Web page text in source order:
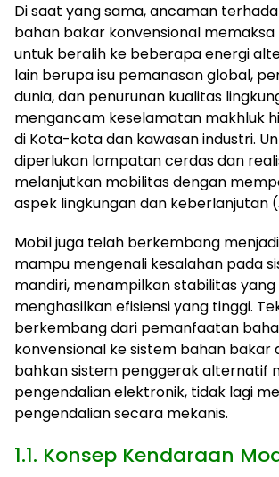
Di saat yang sama, ancaman
bahan bakar konvensional
untuk beralih ke beberapa energi
lain berupa isu pemanasan global,
dunia, dan penurunan kualitas
mengancam keselamatan makhluk
di Kota-kota dan kawasan industri.
diperlukan lompatan cerdas dan
melanjutkan mobilitas dengan
aspek lingkungan dan keberlanjutan (
Mobil juga telah berkembang
mampu mengenali kesalahan pada
mandiri, menampilkan stabilitas yang
menghasilkan efisiensi yang tinggi.
berkembang dari pemanfaatan
konvensional ke sistem bahan
bahkan sistem penggerak alternatif
pengendalian elektronik, tidak lagi
pengendalian secara mekanis.
1.1. Konsep Kendaraan